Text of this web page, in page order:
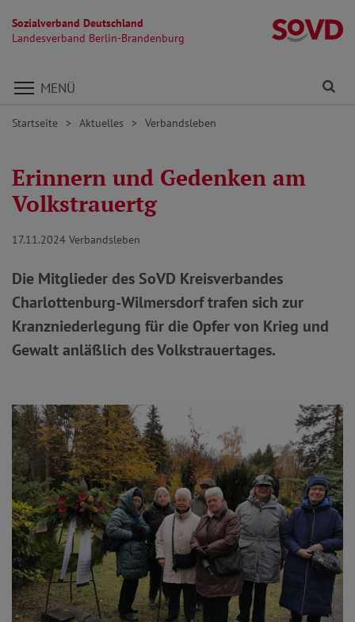
Sozialverband Deutschland
Landesverband Berlin-Brandenburg
Direkt zu den Inhalten springen
MENÜ
Startseite Aktuelles Verbandsleben
Erinnern und Gedenken am
Volkstrauertg
17.11.2024 Verbandsleben
Die Mitglieder des SoVD Kreisverbandes
Charlottenburg-Wilmersdorf trafen sich zur
Kranzniederlegung für die Opfer von Krieg und
Gewalt anläßlich des Volkstrauertages.